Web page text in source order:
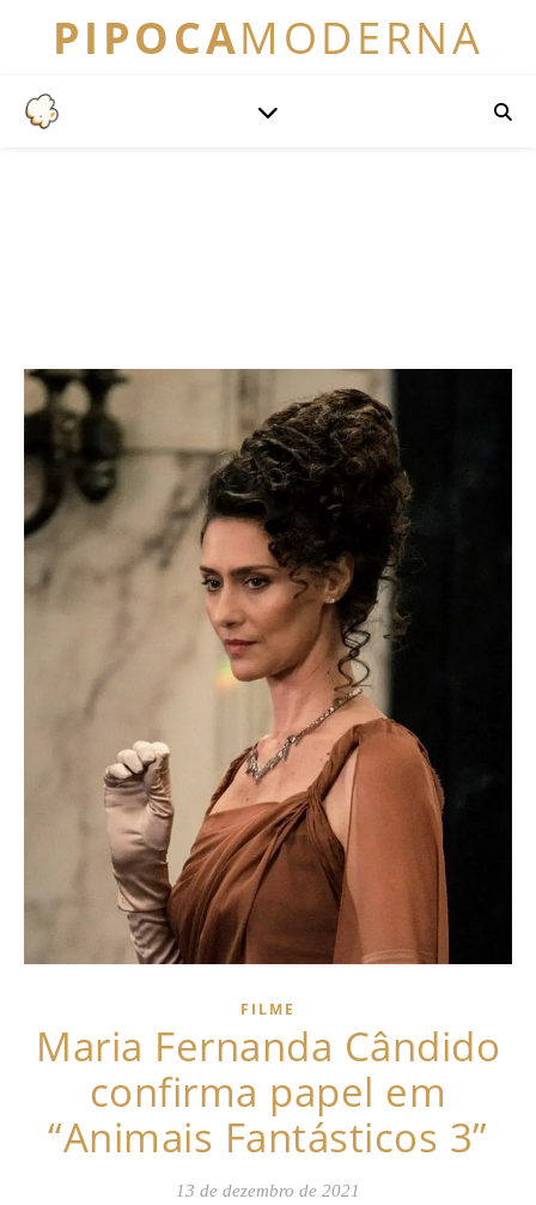
PIPOCAMODERNA
FILME
Maria Fernanda Cândido
confirma papel em
“Animais Fantásticos 3”
13 de dezembro de 2021